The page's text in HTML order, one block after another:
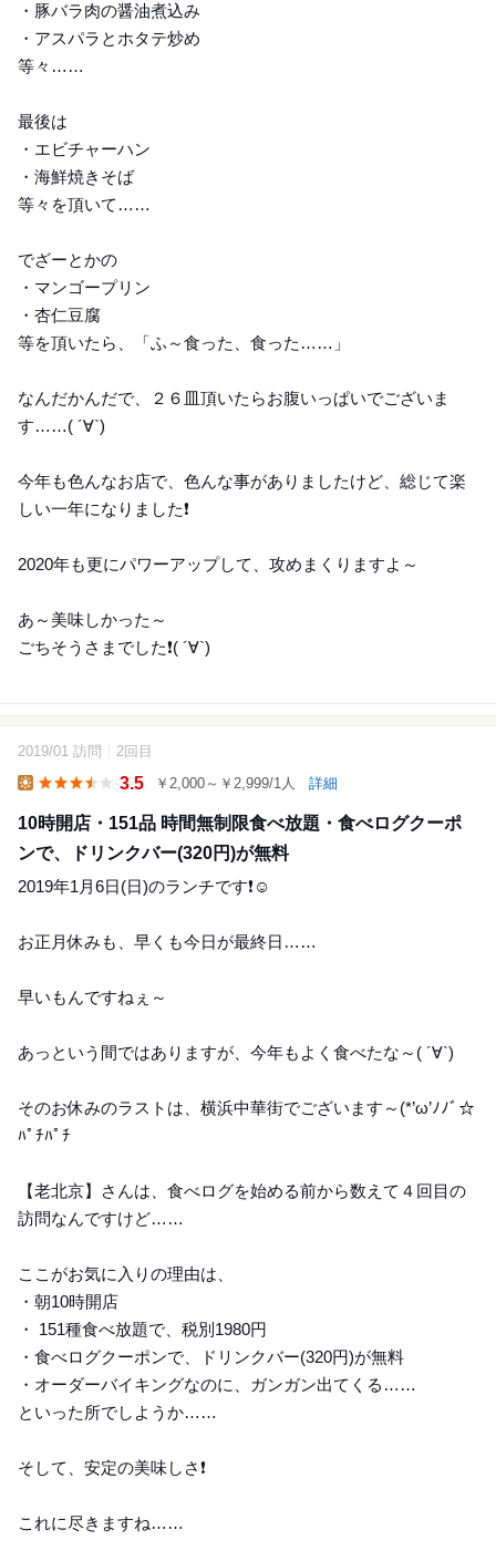
・豚バラ肉の醤油煮込み
・アスパラとホタテ炒め
等々……
最後は
・エビチャーハン
・海鮮焼きそば
等々を頂いて……
でざーとかの
・マンゴープリン
・杏仁豆腐
等を頂いたら、「ふ～食った、食った……」
なんだかんだで、２６皿頂いたらお腹いっぱいでございま
す……( ´∀`)
今年も色んなお店で、色んな事がありましたけど、総じて楽
しい一年になりました❗️
2020年も更にパワーアップして、攻めまくりますよ～
あ～美味しかった～
ごちそうさまでした❗️( ´∀`)
39
2019/01 訪問 2回目
3.5 ￥2,000～￥2,999/1人 詳細
10時開店・151品 時間無制限食べ放題・食べログクーポ
ンで、ドリンクバー(320円)が無料
2019年1月6日(日)のランチです❗️☺️
お正月休みも、早くも今日が最終日……
早いもんですねぇ～
あっという間ではありますが、今年もよく食べたな～( ´∀`)
そのお休みのラストは、横浜中華街でございます～(*’ω’ﾉﾉﾞ☆
ﾊﾟﾁﾊﾟﾁ
【老北京】さんは、食べログを始める前から数えて４回目の
訪問なんですけど……
ここがお気に入りの理由は、
・朝10時開店
・ 151種食べ放題で、税別1980円
・食べログクーポンで、ドリンクバー(320円)が無料
・オーダーバイキングなのに、ガンガン出てくる……
といった所でしようか……
そして、安定の美味しさ❗️
これに尽きますね……